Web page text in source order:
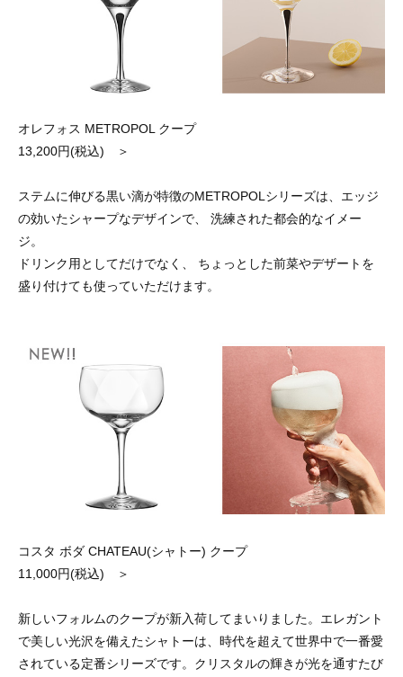
オレフォス METROPOL クープ
13,200円(税込) ＞
ステムに伸びる黒い滴が特徴のMETROPOLシリーズは、エッジ
の効いたシャープなデザインで、 洗練された都会的なイメー
ジ。
ドリンク用としてだけでなく、 ちょっとした前菜やデザートを
盛り付けても使っていただけます。
コスタ ボダ CHATEAU(シャトー) クープ
11,000円(税込) ＞
新しいフォルムのクープが新入荷してまいりました。エレガント
で美しい光沢を備えたシャトーは、時代を超えて世界中で一番愛
されている定番シリーズです。クリスタルの輝きが光を通すたび